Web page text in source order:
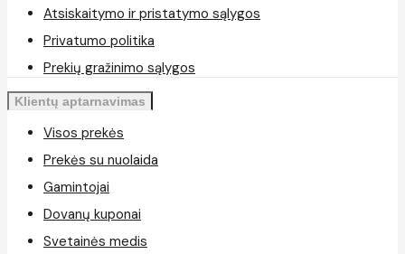
Atsiskaitymo ir pristatymo sąlygos
Privatumo politika
Prekių gražinimo sąlygos
Klientų aptarnavimas
Visos prekės
Prekės su nuolaida
Gamintojai
Dovanų kuponai
Svetainės medis